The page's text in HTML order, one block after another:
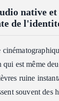
native
de
est même
ruine
souvent des